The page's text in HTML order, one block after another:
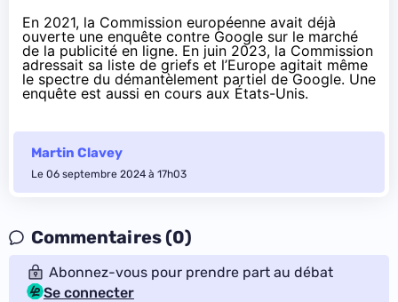
En 2021, la Commission européenne avait déjà
ouverte une enquête contre Google sur le marché
de la publicité en ligne. En juin 2023, la Commission
adressait sa liste de griefs et l’Europe agitait même
le spectre du démantèlement partiel de Google. Une
enquête est aussi en cours aux États-Unis.
Martin Clavey
Le 06 septembre 2024 à 17h03
Commentaires (0)
Abonnez-vous pour prendre part au débat
Se connecter